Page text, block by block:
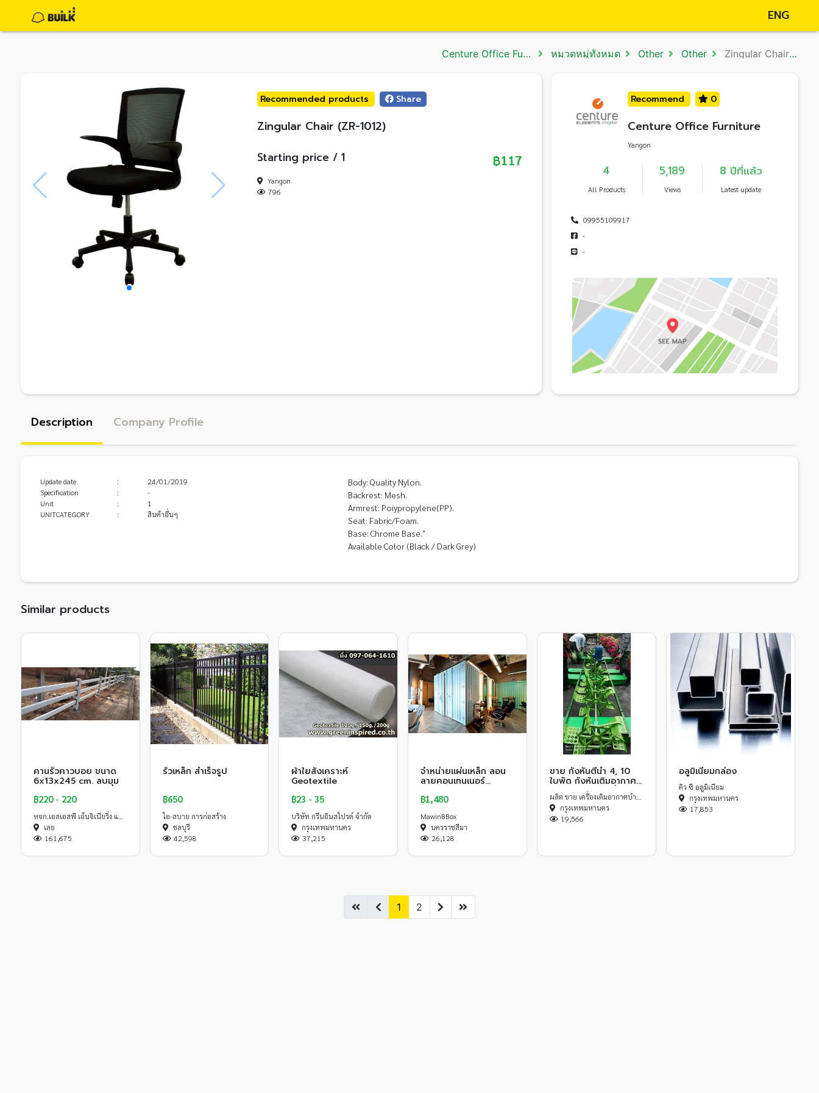
ENG
Centure Office Furniture หมวดหมู่ทั้งหมด Other Other Zingular Chair (ZR-1012)
Recommended products Share
Zingular Chair (ZR-1012)
Starting price / 1 ฿117
Yangon
796
Recommend 0
Centure Office Furniture
Yangon
4
All Products
5,189
Views
8 ปีที่แล้ว
Latest update
09955109917
-
-
Description Company Profile
Update date :
24/01/2019
Specification
:
-
Unit
:
1
UNITCATEGORY
: สินค้าอื่นๆ
Body: Quality Nylon.
Backrest: Mesh.
Armrest: Poiypropylene(PP).
Seat: Fabric/Foam.
Base: Chrome Base."
Available Color (Black / Dark Grey)
Similar products
คานรั้วคาวบอย ขนาด
6x13x245 cm. ลบมุม
฿220 - 220
หจก.เอสเอสพี เอ็นจิเนียริ่ง แอนด์คอนเซาท์
เลย
161,675
รั้วเหล็ก สำเร็จรูป
฿650
ไอ-สบาย การก่อสร้าง
ชลบุรี
42,598
ผ้าใยสังเคราะห์
Geotextile
฿23 - 35
บริษัท กรีนอินสไปรด์ จำกัด
กรุงเทพมหานคร
37,215
จำหน่ายแผ่นเหล็ก ลอน
ลายคอนเทนเนอร์
และสร้างคอนเทนเนอร
฿1,480
MawinBBox
นครราชสีมา
26,128
ขาย กังหันตีน้ำ 4, 10
ใบพัด กังหันเติมอากาศ
บ่อกุ้งบ่อปลา เครื่องเติม
ออกซิเจนน้ำ
กรุงเทพมหานคร
19,566
อลูมิเนียมกล่อง
คิว ซี อลูมิเนียม
กรุงเทพมหานคร
17,853
1 2